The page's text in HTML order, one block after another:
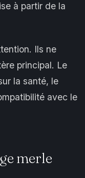
à partir de la
Ils ne
principal. Le
la santé, le
avec le
merle